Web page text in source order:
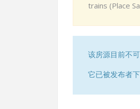
trains (Place
该房源目前不可
它已被发布者